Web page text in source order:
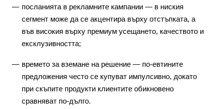
посланията в рекламните кампании — в ниския
сегмент може да се акцентира върху отстъпката, а
във високия върху премиум усещането, качеството и
ексклузивността;
времето за вземане на решение — по-евтините
предложения често се купуват импулсивно, докато
при скъпите продукти клиентите обикновено
сравняват по-дълго.